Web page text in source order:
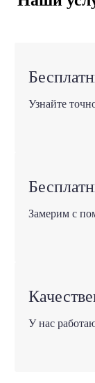
Узнайте
Замерим с
У нас